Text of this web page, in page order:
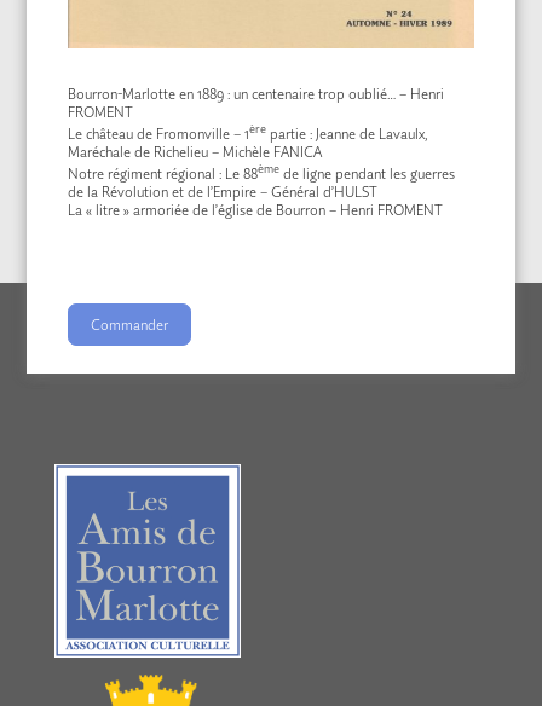
Bourron-Marlotte en 1889 : un centenaire trop oublié… – Henri
FROMENT
Le château de Fromonville – 1ère partie : Jeanne de Lavaulx,
Maréchale de Richelieu – Michèle FANICA
Notre régiment régional : Le 88ème de ligne pendant les guerres
de la Révolution et de l’Empire – Général d’HULST
La « litre » armoriée de l’église de Bourron – Henri FROMENT
Commander